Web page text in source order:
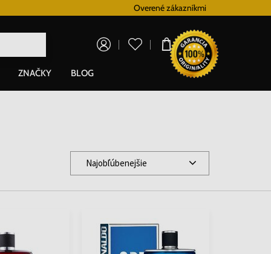
Overené zákazníkmi
0,00 €
ZNAČKY BLOG
Najobľúbenejšie